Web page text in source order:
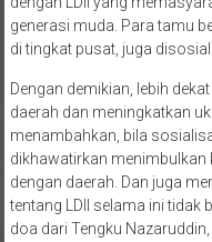
di tingkat pusat, juga
daerah dan meningkatkan
menambahkan, bila
dikhawatirkan menimbulkan
dengan daerah. Dan juga
tentang LDII selama ini tidak
doa dari Tengku
bersama. (Noni/LINES)